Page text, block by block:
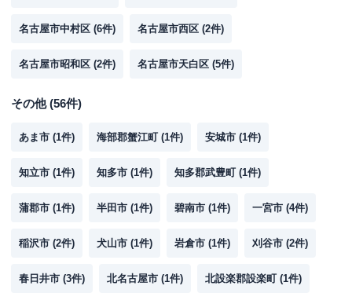
名古屋市中村区 (6件) 名古屋市西区 (2件)
名古屋市昭和区 (2件) 名古屋市天白区 (5件)
その他(56件)
あま市 (1件) 海部郡蟹江町 (1件) 安城市 (1件)
知立市 (1件) 知多市 (1件) 知多郡武豊町 (1件)
蒲郡市 (1件) 半田市 (1件) 碧南市 (1件) 一宮市 (4件)
稲沢市 (2件) 犬山市 (1件) 岩倉市 (1件) 刈谷市 (2件)
春日井市 (3件) 北名古屋市 (1件) 北設楽郡設楽町 (1件)